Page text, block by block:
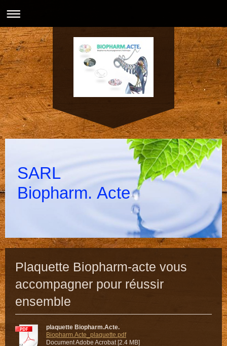
SARL
Biopharm. Acte
Plaquette Biopharm-acte vous
accompagner pour réussir
ensemble
plaquette Biopharm.Acte.
Biopharm.Acte_plaquette.pdf
Document Adobe Acrobat [2.4 MB]